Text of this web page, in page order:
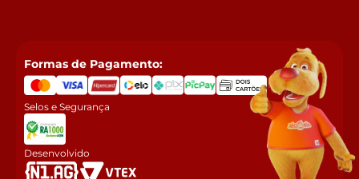
Formas de Pagamento:
Selos e Segurança
Desenvolvido